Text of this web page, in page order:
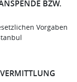
BZW.
Vorgaben